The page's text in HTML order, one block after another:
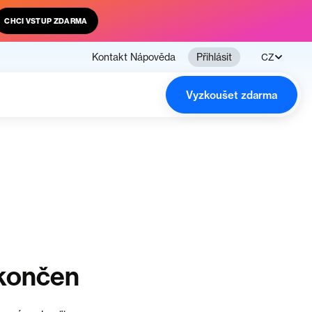
CHCI VSTUP ZDARMA
Kontakt Nápověda Přihlásit CZ
Vyzkoušet zdarma